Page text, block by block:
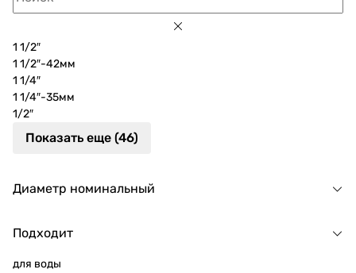
1 1/2″
1 1/2″-42мм
1 1/4″
1 1/4″-35мм
1/2″
Показать еще (46)
Диаметр номинальный
Подходит
для воды